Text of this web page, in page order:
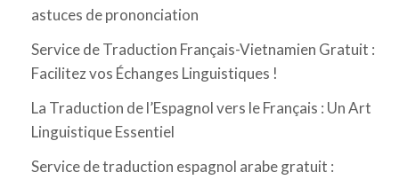
astuces de prononciation
Service de Traduction Français-Vietnamien Gratuit :
Facilitez vos Échanges Linguistiques !
La Traduction de l’Espagnol vers le Français : Un Art
Linguistique Essentiel
Service de traduction espagnol arabe gratuit :